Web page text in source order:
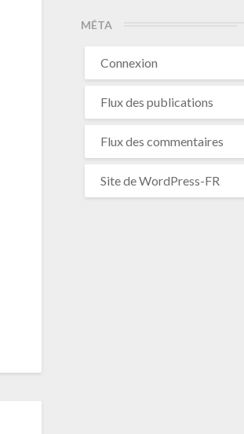
MÉTA
Connexion
Flux des publications
Flux des commentaires
Site de WordPress-FR